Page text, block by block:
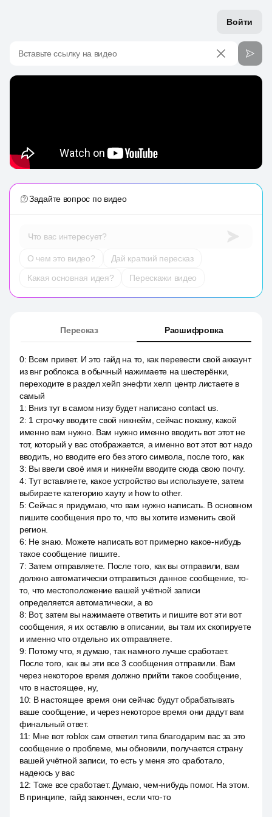
Войти
Вставьте ссылку на видео
Задайте вопрос по видео
Что вас интересует?
О чем это видео?
Дай краткий пересказ
Какая основная идея?
Перескажи видео
Пересказ Расшифровка
0: Всем привет. И это гайд на то, как перевести свой аккаунт
из внг роблокса в обычный нажимаете на шестерёнки,
переходите в раздел хейп энефти хелп центр листаете в
самый
1 : Вниз тут в самом низу будет написано contact us.
2: 1 строчку вводите свой никнейм, сейчас покажу, какой
именно вам нужно. Вам нужно именно вводить вот этот не
тот, который у вас отображается, а именно вот этот вот надо
вводить, но вводите его без этого символа, после того, как
3: Вы ввели своё имя и никнейм вводите сюда свою почту.
4:Тут вставляете, какое устройство вы используете, затем
выбираете категорию хауту и how to other.
5:Сейчас я придумаю, что вам нужно написать. В основном
пишите сообщения про то, что вы хотите изменить свой
регион.
6: Не знаю. Можете написать вот примерно какое-нибудь
такое сообщение пишите.
7:Затем отправляете. После того, как вы отправили, вам
должно автоматически отправиться данное сообщение, то-
то, что местоположение вашей учётной записи
определяется автоматически, а во
8: Вот, затем вы нажимаете ответить и пишите вот эти вот
сообщения, я их оставлю в описании, вы там их скопируете
и именно что отдельно их отправляете.
9: Потому что, я думаю, так намного лучше сработает.
После того, как вы эти все 3 сообщения отправили. Вам
через некоторое время должно прийти такое сообщение,
что в настоящее, ну,
10: В настоящее время они сейчас будут обрабатывать
ваше сообщение, и через некоторое время они дадут вам
финальный ответ.
11: Мне вот roblox сам ответил типа благодарим вас за это
сообщение о проблеме, мы обновили, получается страну
вашей учётной записи, то есть у меня это сработало,
надеюсь у вас
12: Тоже все сработает. Думаю, чем-нибудь помог. На этом.
В принципе, гайд закончен, если что-то